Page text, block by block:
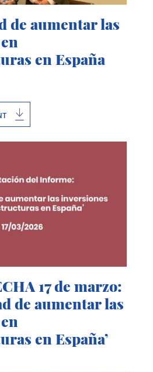
de aumentar las
en España
17 de marzo:
de aumentar las
en España’